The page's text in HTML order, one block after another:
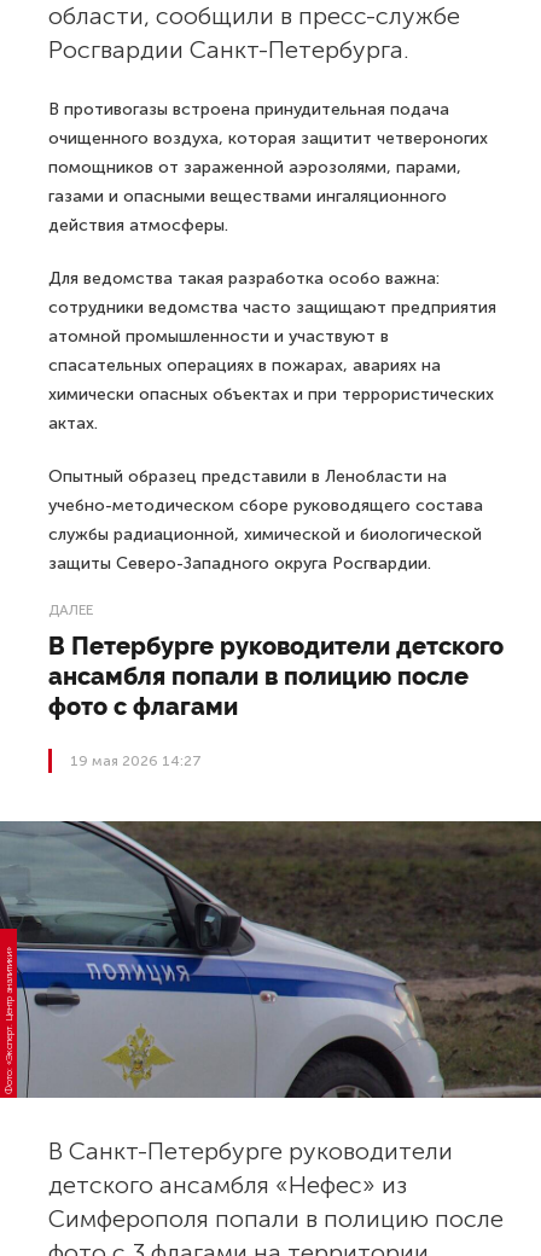
области, сообщили в пресс-службе
Росгвардии Санкт-Петербурга.
В противогазы встроена принудительная подача
очищенного воздуха, которая защитит четвероногих
помощников от зараженной аэрозолями, парами,
газами и опасными веществами ингаляционного
действия атмосферы.
Для ведомства такая разработка особо важна:
сотрудники ведомства часто защищают предприятия
атомной промышленности и участвуют в
спасательных операциях в пожарах, авариях на
химически опасных объектах и при террористических
актах.
Опытный образец представили в Ленобласти на
учебно-методическом сборе руководящего состава
службы радиационной, химической и биологической
защиты Северо-Западного округа Росгвардии.
ДАЛЕЕ
В Петербурге руководители детского
ансамбля попали в полицию после
фото с флагами
19 мая 2026 14:27
Фото: «Эксперт. Центр аналитики»
В Санкт-Петербурге руководители
детского ансамбля «Нефес» из
Симферополя попали в полицию после